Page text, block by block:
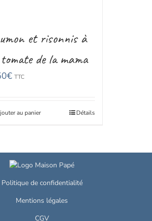
et risonnis à
de la mama
€ TTC
au panier Détails
Politique de confidentialité
Mentions légales
CGV